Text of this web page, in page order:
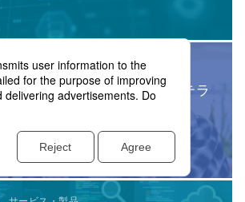
広報情報
活動から読み解く、情報リテラ
年の課題
ッド・ジャパン